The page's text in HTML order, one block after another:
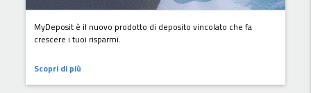
MyDeposit è il nuovo prodotto di deposito vincolato che fa
crescere i tuoi risparmi.
Scopri di più